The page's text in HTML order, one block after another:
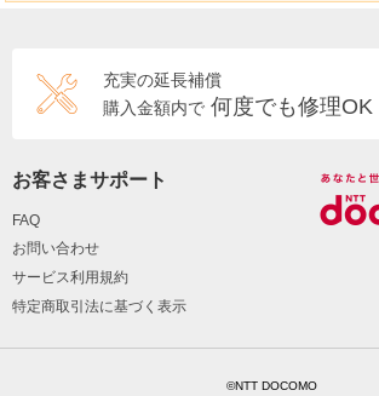
充実の延長補償
購入金額内で 何度でも修理OK
お客さまサポート
FAQ
お問い合わせ
サービス利用規約
特定商取引法に基づく表示
©NTT DOCOMO